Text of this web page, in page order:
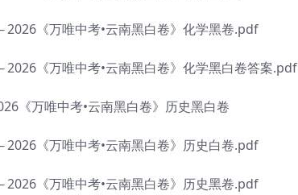
《万唯中考•云南黑白卷》化学黑卷.pdf
《万唯中考•云南黑白卷》化学黑白卷答案.pdf
《万唯中考•云南黑白卷》历史黑白卷
《万唯中考•云南黑白卷》历史白卷.pdf
《万唯中考•云南黑白卷》历史黑卷.pdf